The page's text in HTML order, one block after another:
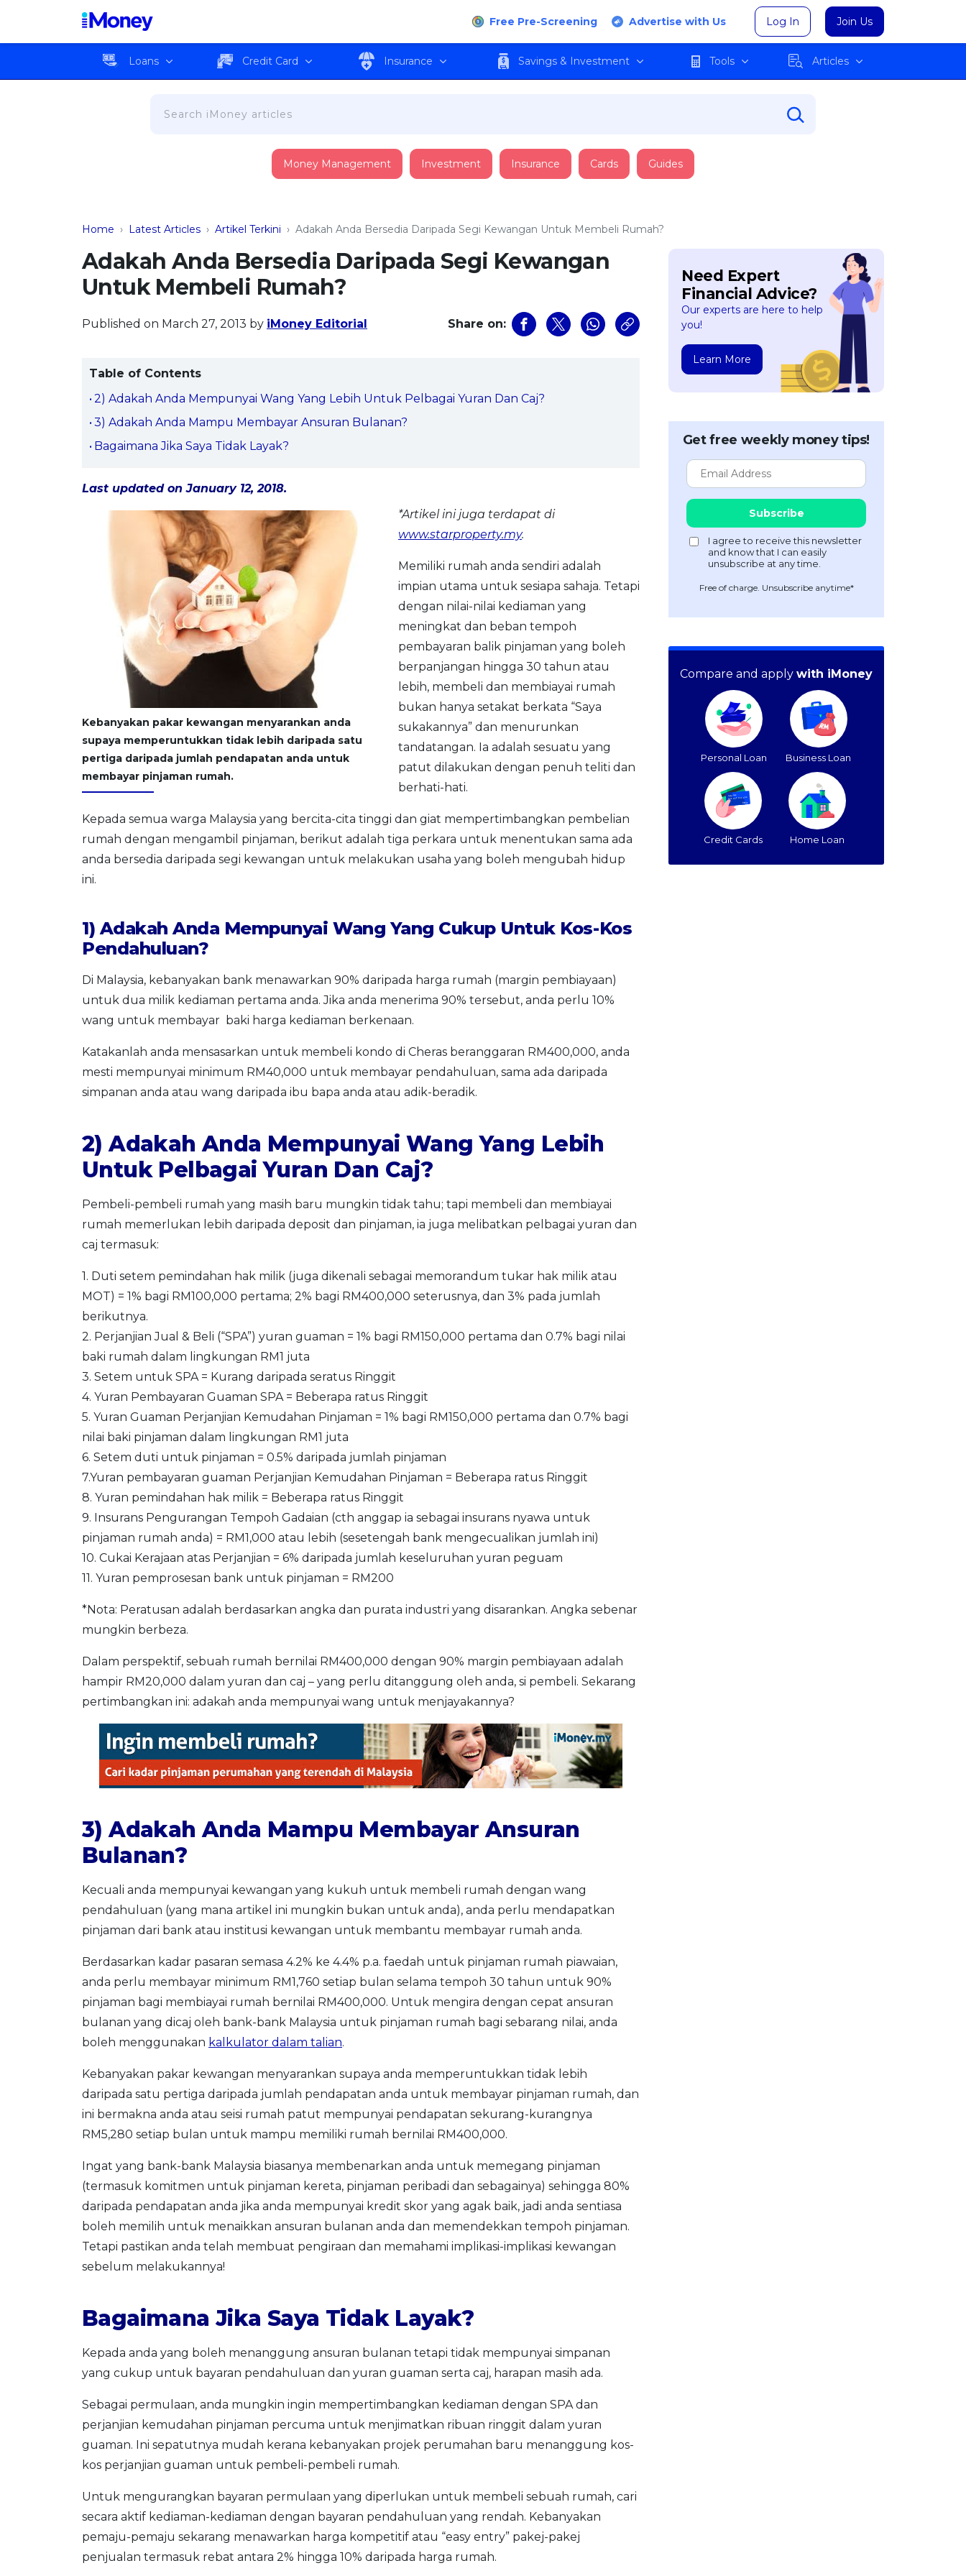
Free Pre-Screening Advertise with Us Log In Join Us
Loans Credit Card Insurance Savings & Investment Tools Articles
Money Management Investment Insurance Cards Guides
Home › Latest Articles › Artikel Terkini › Adakah Anda Bersedia Daripada Segi Kewangan Untuk Membeli Rumah?
Adakah Anda Bersedia Daripada Segi Kewangan
Untuk Membeli Rumah?
Published on March 27, 2013 by iMoney Editorial Share on:
Table of Contents
2) Adakah Anda Mempunyai Wang Yang Lebih Untuk Pelbagai Yuran Dan Caj?
3) Adakah Anda Mampu Membayar Ansuran Bulanan?
Bagaimana Jika Saya Tidak Layak?
Last updated on January 12, 2018.
Kebanyakan pakar kewangan menyarankan anda
supaya memperuntukkan tidak lebih daripada satu
pertiga daripada jumlah pendapatan anda untuk
membayar pinjaman rumah.
*Artikel ini juga terdapat di
www.starproperty.my.
Memiliki rumah anda sendiri adalah
impian utama untuk sesiapa sahaja. Tetapi
dengan nilai-nilai kediaman yang
meningkat dan beban tempoh
pembayaran balik pinjaman yang boleh
berpanjangan hingga 30 tahun atau
lebih, membeli dan membiayai rumah
bukan hanya setakat berkata “Saya
sukakannya” dan menurunkan
tandatangan. Ia adalah sesuatu yang
patut dilakukan dengan penuh teliti dan
berhati-hati.
Kepada semua warga Malaysia yang bercita-cita tinggi dan giat mempertimbangkan pembelian
rumah dengan mengambil pinjaman, berikut adalah tiga perkara untuk menentukan sama ada
anda bersedia daripada segi kewangan untuk melakukan usaha yang boleh mengubah hidup
ini.
1) Adakah Anda Mempunyai Wang Yang Cukup Untuk Kos-Kos
Pendahuluan?
Di Malaysia, kebanyakan bank menawarkan 90% daripada harga rumah (margin pembiayaan)
untuk dua milik kediaman pertama anda. Jika anda menerima 90% tersebut, anda perlu 10%
wang untuk membayar baki harga kediaman berkenaan.
Katakanlah anda mensasarkan untuk membeli kondo di Cheras beranggaran RM400,000, anda
mesti mempunyai minimum RM40,000 untuk membayar pendahuluan, sama ada daripada
simpanan anda atau wang daripada ibu bapa anda atau adik-beradik.
2) Adakah Anda Mempunyai Wang Yang Lebih
Untuk Pelbagai Yuran Dan Caj?
Pembeli-pembeli rumah yang masih baru mungkin tidak tahu; tapi membeli dan membiayai
rumah memerlukan lebih daripada deposit dan pinjaman, ia juga melibatkan pelbagai yuran dan
caj termasuk:
1. Duti setem pemindahan hak milik (juga dikenali sebagai memorandum tukar hak milik atau
MOT) = 1% bagi RM100,000 pertama; 2% bagi RM400,000 seterusnya, dan 3% pada jumlah
berikutnya.
2. Perjanjian Jual & Beli (“SPA”) yuran guaman = 1% bagi RM150,000 pertama dan 0.7% bagi nilai
baki rumah dalam lingkungan RM1 juta
3. Setem untuk SPA = Kurang daripada seratus Ringgit
4. Yuran Pembayaran Guaman SPA = Beberapa ratus Ringgit
5. Yuran Guaman Perjanjian Kemudahan Pinjaman = 1% bagi RM150,000 pertama dan 0.7% bagi
nilai baki pinjaman dalam lingkungan RM1 juta
6. Setem duti untuk pinjaman = 0.5% daripada jumlah pinjaman
7.Yuran pembayaran guaman Perjanjian Kemudahan Pinjaman = Beberapa ratus Ringgit
8. Yuran pemindahan hak milik = Beberapa ratus Ringgit
9. Insurans Pengurangan Tempoh Gadaian (cth anggap ia sebagai insurans nyawa untuk
pinjaman rumah anda) = RM1,000 atau lebih (sesetengah bank mengecualikan jumlah ini)
10. Cukai Kerajaan atas Perjanjian = 6% daripada jumlah keseluruhan yuran peguam
11. Yuran pemprosesan bank untuk pinjaman = RM200
*Nota: Peratusan adalah berdasarkan angka dan purata industri yang disarankan. Angka sebenar
mungkin berbeza.
Dalam perspektif, sebuah rumah bernilai RM400,000 dengan 90% margin pembiayaan adalah
hampir RM20,000 dalam yuran dan caj – yang perlu ditanggung oleh anda, si pembeli. Sekarang
pertimbangkan ini: adakah anda mempunyai wang untuk menjayakannya?
3) Adakah Anda Mampu Membayar Ansuran
Bulanan?
Kecuali anda mempunyai kewangan yang kukuh untuk membeli rumah dengan wang
pendahuluan (yang mana artikel ini mungkin bukan untuk anda), anda perlu mendapatkan
pinjaman dari bank atau institusi kewangan untuk membantu membayar rumah anda.
Berdasarkan kadar pasaran semasa 4.2% ke 4.4% p.a. faedah untuk pinjaman rumah piawaian,
anda perlu membayar minimum RM1,760 setiap bulan selama tempoh 30 tahun untuk 90%
pinjaman bagi membiayai rumah bernilai RM400,000. Untuk mengira dengan cepat ansuran
bulanan yang dicaj oleh bank-bank Malaysia untuk pinjaman rumah bagi sebarang nilai, anda
boleh menggunakan kalkulator dalam talian.
Kebanyakan pakar kewangan menyarankan supaya anda memperuntukkan tidak lebih
daripada satu pertiga daripada jumlah pendapatan anda untuk membayar pinjaman rumah, dan
ini bermakna anda atau seisi rumah patut mempunyai pendapatan sekurang-kurangnya
RM5,280 setiap bulan untuk mampu memiliki rumah bernilai RM400,000.
Ingat yang bank-bank Malaysia biasanya membenarkan anda untuk memegang pinjaman
(termasuk komitmen untuk pinjaman kereta, pinjaman peribadi dan sebagainya) sehingga 80%
daripada pendapatan anda jika anda mempunyai kredit skor yang agak baik, jadi anda sentiasa
boleh memilih untuk menaikkan ansuran bulanan anda dan memendekkan tempoh pinjaman.
Tetapi pastikan anda telah membuat pengiraan dan memahami implikasi-implikasi kewangan
sebelum melakukannya!
Bagaimana Jika Saya Tidak Layak?
Kepada anda yang boleh menanggung ansuran bulanan tetapi tidak mempunyai simpanan
yang cukup untuk bayaran pendahuluan dan yuran guaman serta caj, harapan masih ada.
Sebagai permulaan, anda mungkin ingin mempertimbangkan kediaman dengan SPA dan
perjanjian kemudahan pinjaman percuma untuk menjimatkan ribuan ringgit dalam yuran
guaman. Ini sepatutnya mudah kerana kebanyakan projek perumahan baru menanggung kos-
kos perjanjian guaman untuk pembeli-pembeli rumah.
Untuk mengurangkan bayaran permulaan yang diperlukan untuk membeli sebuah rumah, cari
secara aktif kediaman-kediaman dengan bayaran pendahuluan yang rendah. Kebanyakan
pemaju-pemaju sekarang menawarkan harga kompetitif atau “easy entry” pakej-pakej
penjualan termasuk rebat antara 2% hingga 10% daripada harga rumah.
Need Expert
Financial Advice?
Our experts are here to help
you!
Learn More
Get free weekly money tips!
Free of charge. Unsubscribe anytime*
Compare and apply with iMoney
Personal Loan Business Loan
Credit Cards Home Loan